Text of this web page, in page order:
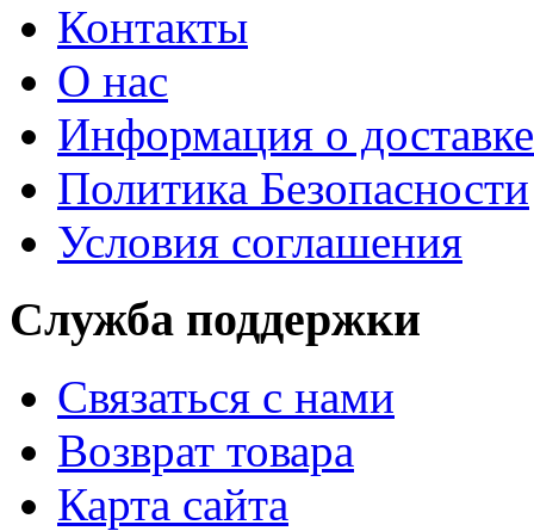
Контакты
О нас
Информация о доставке
Политика Безопасности
Условия соглашения
Служба поддержки
Связаться с нами
Возврат товара
Карта сайта